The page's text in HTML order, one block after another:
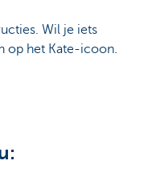
Wil je iets
op het Kate-icoon.